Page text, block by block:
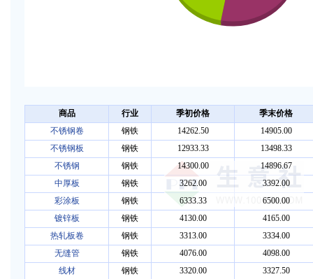
商品 行业 季初价格
季末价格
不锈钢卷
钢铁 14262.50
14905.00
不锈钢板
钢铁 12933.33
13498.33
不锈钢
钢铁 14300.00
14896.67
中厚板
钢铁 3262.00
3392.00
彩涂板
钢铁 6333.33
6500.00
镀锌板
钢铁 4130.00
4165.00
热轧板卷
钢铁 3313.00
3334.00
无缝管
钢铁 4076.00
4098.00
线材
钢铁 3320.00
3327.50